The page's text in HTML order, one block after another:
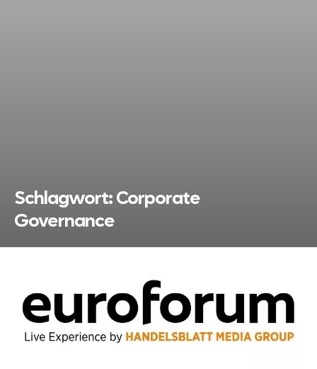
Schlagwort: Corporate
Governance